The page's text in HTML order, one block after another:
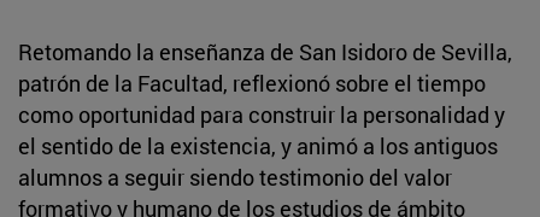
Retomando la enseñanza de San Isidoro de Sevilla,
patrón de la Facultad, reflexionó sobre el tiempo
como oportunidad para construir la personalidad y
el sentido de la existencia, y animó a los antiguos
alumnos a seguir siendo testimonio del valor
formativo y humano de los estudios de ámbito